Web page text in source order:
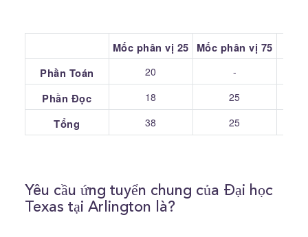
Mốc phân vị 25 Mốc phân vị 75
Phần Toán
20 -
Phần Đọc 18 25
Tổng 38 25
Yêu cầu ứng tuyển chung của Đại học
Texas tại Arlington là?